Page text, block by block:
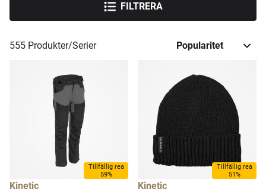
555 Produkter/Serier
Tillfällig rea
59%
Kinetic
Tillfällig rea
51%
Kinetic
FILTRERA